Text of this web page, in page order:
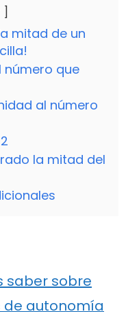
mitad de un
número que
al número
la mitad del
saber sobre
de autonomía